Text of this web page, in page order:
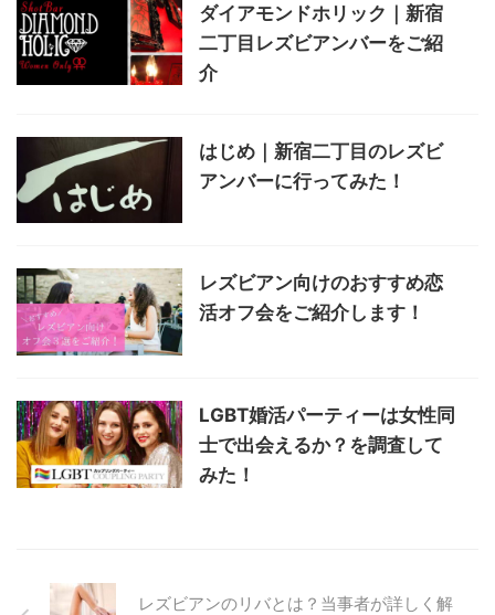
ダイアモンドホリック｜新宿
二丁目レズビアンバーをご紹
介
はじめ｜新宿二丁目のレズビ
アンバーに行ってみた！
レズビアン向けのおすすめ恋
活オフ会をご紹介します！
LGBT婚活パーティーは女性同
士で出会えるか？を調査して
みた！
レズビアンのリバとは？当事者が詳しく解